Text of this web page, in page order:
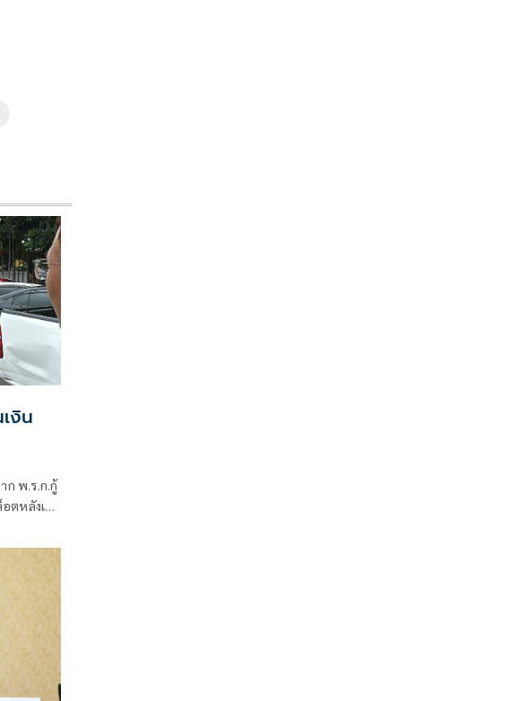
งิน
ก พ.ร.ก.กู้
ตหลังเข้า